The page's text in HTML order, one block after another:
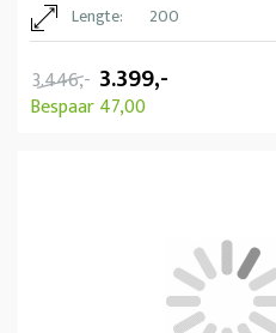
Lengte:
200
3.446,- 3.399,-
Bespaar 47,00